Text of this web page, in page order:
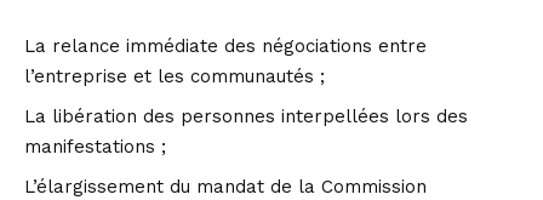
La relance immédiate des négociations entre
l’entreprise et les communautés ;
La libération des personnes interpellées lors des
manifestations ;
L’élargissement du mandat de la Commission